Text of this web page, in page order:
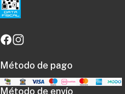
Método de pago
Método de envío